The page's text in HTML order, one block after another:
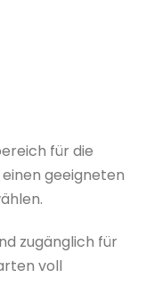
für die
geeigneten
zugänglich für
voll